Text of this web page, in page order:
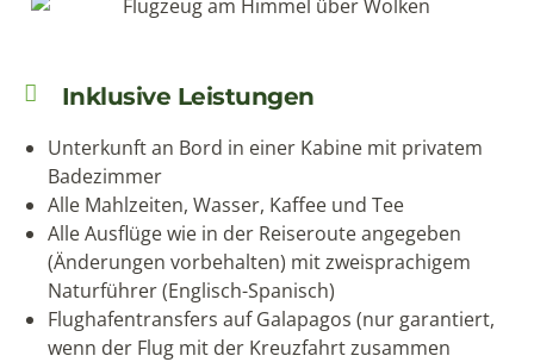
Inklusive Leistungen
Unterkunft an Bord in einer Kabine mit privatem
Badezimmer
Alle Mahlzeiten, Wasser, Kaffee und Tee
Alle Ausflüge wie in der Reiseroute angegeben
(Änderungen vorbehalten) mit zweisprachigem
Naturführer (Englisch-Spanisch)
Flughafentransfers auf Galapagos (nur garantiert,
wenn der Flug mit der Kreuzfahrt zusammen